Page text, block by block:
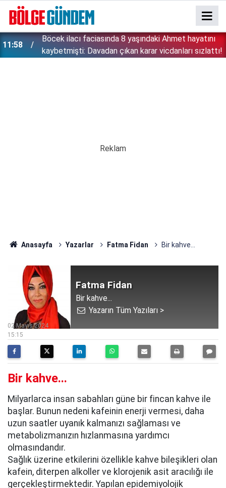
11:58
Böcek ilacı faciasında 8 yaşındaki Ahmet hayatını
kaybetmişti: Davadan çıkan karar vicdanları sızlattı!
Anasayfa Yazarlar Fatma Fidan Bir kahve...
Fatma Fidan
Bir kahve...
Yazarın Tüm Yazıları >
15:15
02 Mayıs 2024
Bir kahve...
Milyarlarca insan sabahları güne bir fincan kahve ile
başlar. Bunun nedeni kafeinin enerji vermesi, daha
uzun saatler uyanık kalmanızı sağlaması ve
metabolizmanızın hızlanmasına yardımcı
olmasındandır.
Sağlık üzerine etkilerini özellikle kahve bileşikleri olan
kafein, diterpen alkoller ve klorojenik asit aracılığı ile
gerçekleştirmektedir. Yapılan epidemiyolojik